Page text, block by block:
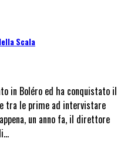
Scala
in Boléro ed ha conquistato il
tra le prime ad intervistare
un anno fa, il direttore